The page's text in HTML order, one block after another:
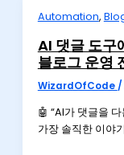
Automation,
AI 댓글 도구
블로그 운영
WizardOfCode /
🤖 “AI가 댓글을
가장 솔직한 이야